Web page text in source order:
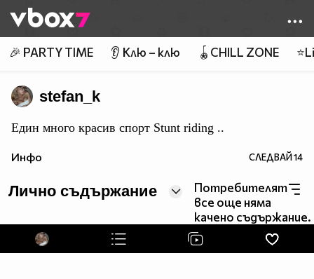
👾
🎉 PARTY TIME 👂 Клю – клю 🪀CHILL ZONE
stefan_k
Eдин много красив спорт Stunt riding ..
Инфо СЛЕДВАЙ14
Лично съдържание
Потребителят
все още няма
качено съдържание.